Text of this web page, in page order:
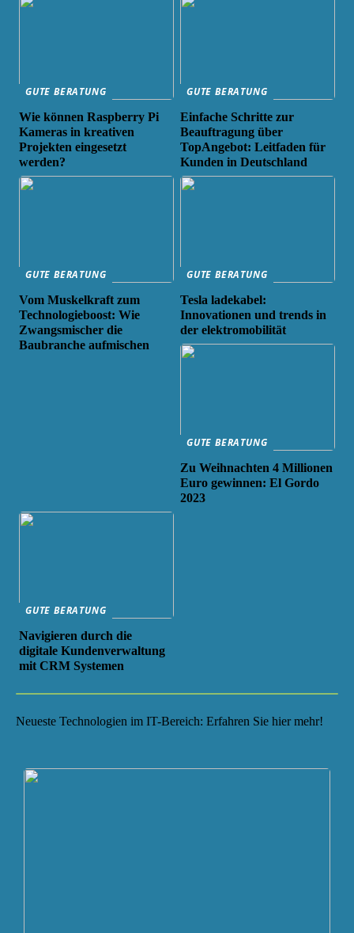
GUTE BERATUNG
Wie können Raspberry Pi
Kameras in kreativen
Projekten eingesetzt
werden?
GUTE BERATUNG
Einfache Schritte zur
Beauftragung über
TopAngebot: Leitfaden für
Kunden in Deutschland
GUTE BERATUNG
Vom Muskelkraft zum
Technologieboost: Wie
Zwangsmischer die
Baubranche aufmischen
GUTE BERATUNG
Tesla ladekabel:
Innovationen und trends in
der elektromobilität
GUTE BERATUNG
Zu Weihnachten 4 Millionen
Euro gewinnen: El Gordo
2023
GUTE BERATUNG
Navigieren durch die
digitale Kundenverwaltung
mit CRM Systemen
Neueste Technologien im IT-Bereich: Erfahren Sie hier mehr!